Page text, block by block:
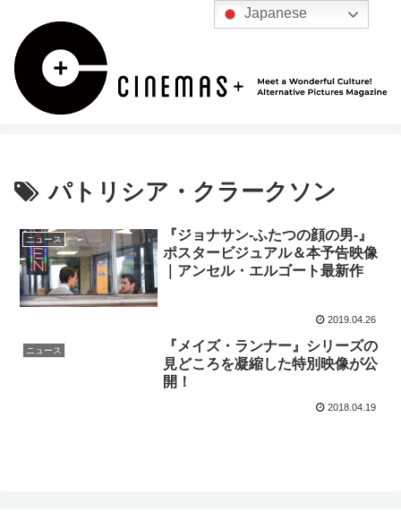
パトリシア・クラークソン
ニュース
『ジョナサン-ふたつの顔の男-』
ポスタービジュアル＆本予告映像
｜アンセル・エルゴート最新作
2019.04.26
ニュース
『メイズ・ランナー』シリーズの
見どころを凝縮した特別映像が公
開！
2018.04.19
Japanese